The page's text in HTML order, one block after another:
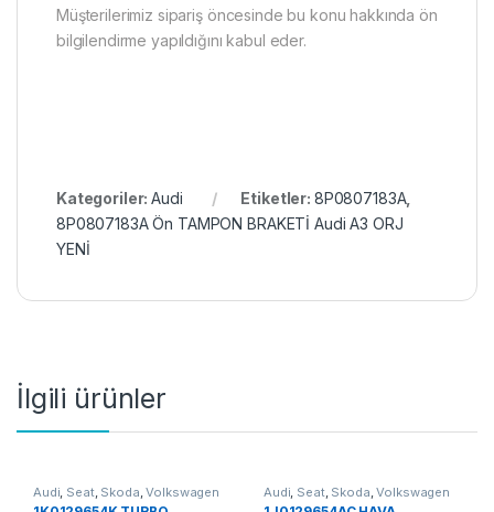
Müşterilerimiz sipariş öncesinde bu konu hakkında ön
bilgilendirme yapıldığını kabul eder.
Kategoriler:Audi Etiketler: 8P0807183A,
8P0807183A Ön TAMPON BRAKETİ Audi A3 ORJ
YENİ
İlgili ürünler
Audi Seat, Skoda ,Volkswagen Audi Seat, Skoda ,Volkswagen